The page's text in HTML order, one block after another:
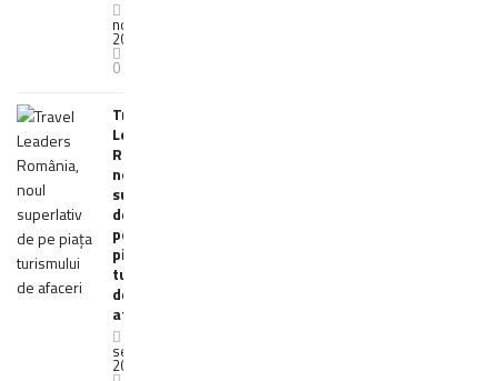
noiembrie
2019
0
Travel
Leaders
România,
noul
superlativ
de
pe
piața
turismului
de
afaceri
septembrie
2019